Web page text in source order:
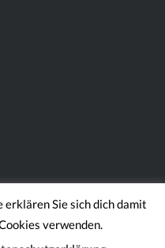
Sie sich dich damit
verwenden.